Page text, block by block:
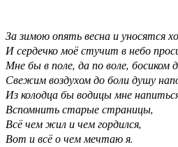
За зимою опять весна и уносятся
И сердечко моё стучит в небо
Мне бы в поле, да по воле, босиком
Свежим воздухом до боли душу
Из колодца бы водицы мне
Вспомнить старые страницы,
Всё чем жил и чем гордился,
Вот и всё о чем мечтаю я.